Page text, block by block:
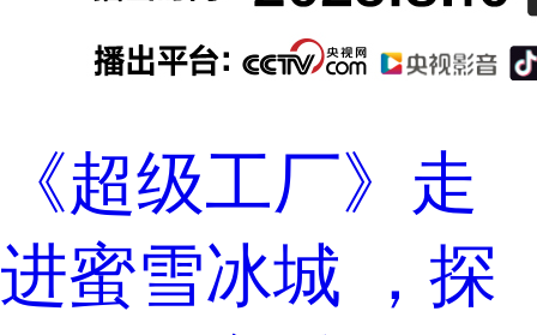
《超级工厂》走
进蜜雪冰城 ，探